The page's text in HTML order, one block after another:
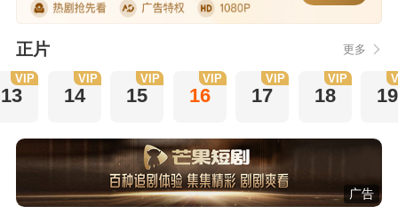
正片 更多
13
VIP
14
VIP
15
VIP
16
VIP
17
VIP
18
VIP
19
广告